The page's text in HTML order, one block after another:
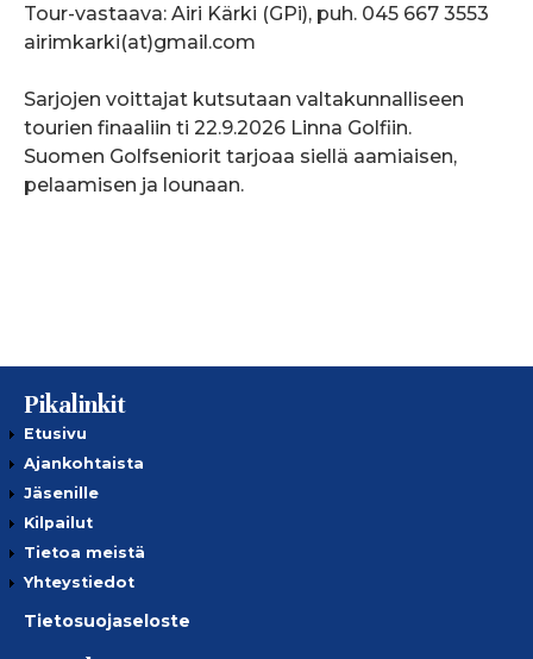
Tour-vastaava: Airi Kärki (GPi), puh. 045 667 3553
airimkarki(at)gmail.com
Sarjojen voittajat kutsutaan valtakunnalliseen
tourien finaaliin ti 22.9.2026 Linna Golfiin.
Suomen Golfseniorit tarjoaa siellä aamiaisen,
pelaamisen ja lounaan.
Pikalinkit
Etusivu
Ajankohtaista
Jäsenille
Kilpailut
Tietoa meistä
Yhteystiedot
Tietosuojaseloste